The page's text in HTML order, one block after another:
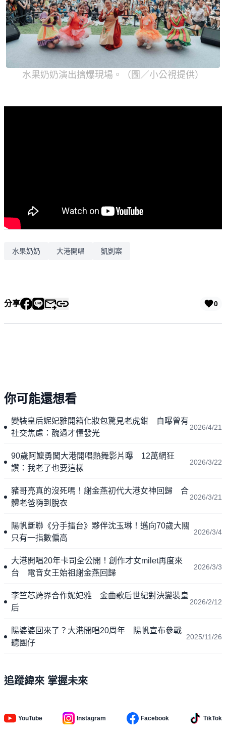
水果奶奶演出擠爆現場。（圖／小公視提供）
水果奶奶 大港開唱 凱剴案
分享 0
你可能還想看
變裝皇后妮妃雅開箱化妝包驚見老虎鉗 自曝曾有
社交焦慮：醜過才懂發光
2026/4/21
90歲阿嬤勇闖大港開唱熱舞影片曝 12萬網狂
讚：我老了也要這樣
2026/3/22
豬哥亮真的沒死嗎！謝金燕初代大港女神回歸 合
體老爸嗨到脫衣
2026/3/21
陽帆斷聯《分手擂台》夥伴沈玉琳！邁向70歲大關
只有一指數偏高
2026/3/4
大港開唱20年卡司全公開！創作才女milet再度來
台 電音女王始祖謝金燕回歸
2026/3/3
李竺芯跨界合作妮妃雅 金曲歌后世紀對決變裝皇
后
2026/2/12
陽婆婆回來了？大港開唱20周年 陽帆宣布參戰
聽團仔
2025/11/26
追蹤緯來 掌握未來
YouTube Instagram Facebook TikTok